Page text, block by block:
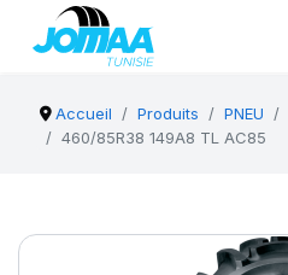
Accueil Produits PNEU
460/85R38 149A8 TL AC85